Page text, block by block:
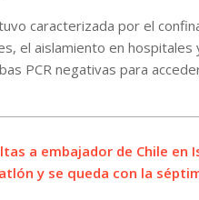
caracterizada por el
el aislamiento en
PCR negativas para
a embajador de Chile en
y se queda con la